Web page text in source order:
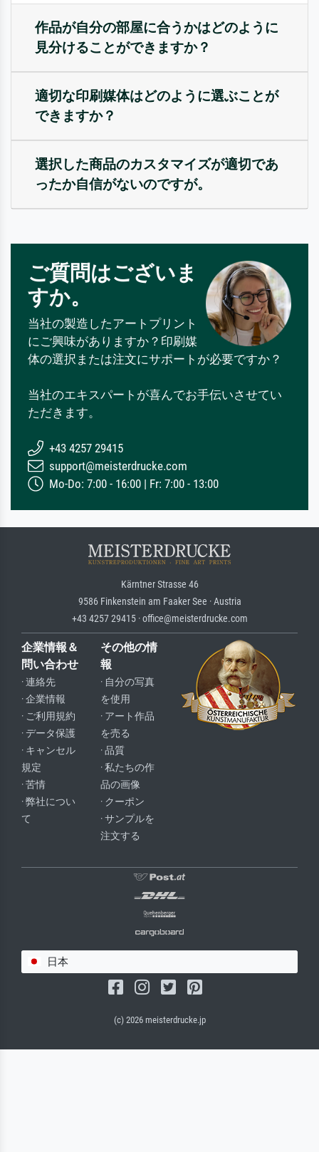
作品が自分の部屋に合うかはどのように
見分けることができますか？
適切な印刷媒体はどのように選ぶことが
できますか？
選択した商品のカスタマイズが適切であ
ったか自信がないのですが。
ご質問はございま
すか。
当社の製造したアートプリント
にご興味がありますか？印刷媒
体の選択または注文にサポートが必要ですか？
当社のエキスパートが喜んでお手伝いさせてい
ただきます。
+43 4257 29415
support@meisterdrucke.com
Mo-Do: 7:00 - 16:00 | Fr: 7:00 - 13:00
Kärntner Strasse 46
9586 Finkenstein am Faaker See · Austria
+43 4257 29415 · office@meisterdrucke.com
企業情報＆
問い合わせ
· 連絡先
· 企業情報
· ご利用規約
· データ保護
· キャンセル
規定
· 苦情
· 弊社につい
て
その他の情
報
· 自分の写真
を使用
· アート作品
を売る
· 品質
· 私たちの作
品の画像
· クーポン
· サンプルを
注文する
日本
(c) 2026 meisterdrucke.jp